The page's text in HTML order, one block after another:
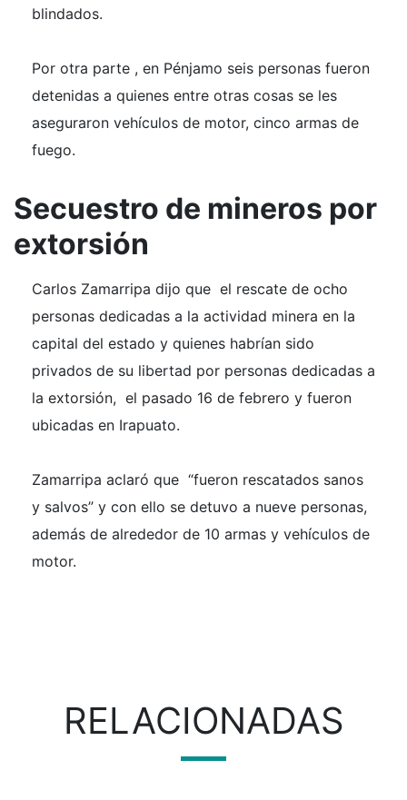
blindados.
Por otra parte , en Pénjamo seis personas fueron
detenidas a quienes entre otras cosas se les
aseguraron vehículos de motor, cinco armas de
fuego.
Secuestro de mineros por
extorsión
Carlos Zamarripa dijo que el rescate de ocho
personas dedicadas a la actividad minera en la
capital del estado y quienes habrían sido
privados de su libertad por personas dedicadas a
la extorsión, el pasado 16 de febrero y fueron
ubicadas en Irapuato.
Zamarripa aclaró que “fueron rescatados sanos
y salvos” y con ello se detuvo a nueve personas,
además de alrededor de 10 armas y vehículos de
motor.
RELACIONADAS